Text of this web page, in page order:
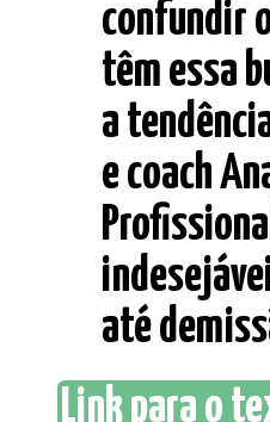
confundir
têm essa
a
e coach
até
Link para o